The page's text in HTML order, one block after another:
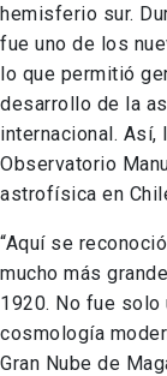
hemisferio sur.
fue uno de los
lo que permitió
desarrollo de la
internacional.
Observatorio
astrofísica en
“Aquí se
mucho más
1920. No fue solo
cosmología
Gran Nube de